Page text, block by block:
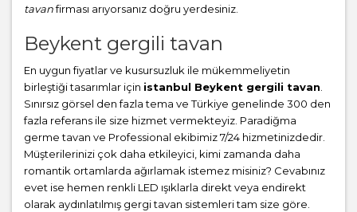
tavanfirması arıyorsanız doğru yerdesiniz.
Beykent gergili tavan
En uygun fiyatlar ve kusursuzluk ile mükemmeliyetin
birleştiği tasarımlar için istanbul Beykent gergili tavan
Sınırsız görsel den fazla tema ve Türkiye genelinde 300 den
fazla referans ile size hizmet vermekteyiz. Paradiğma
germe tavan ve Professional ekibimiz 7/24 hizmetinizdedir.
Müşterilerinizi çok daha etkileyici, kimi zamanda daha
romantik ortamlarda ağırlamak istemez misiniz? Cevabınız
evet ise hemen renkli LED ışıklarla direkt veya endirekt
olarak aydınlatılmış gergi tavan sistemleri tam size göre.